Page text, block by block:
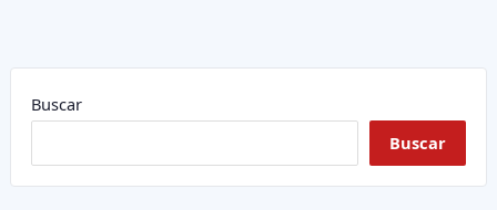
Buscar
Buscar